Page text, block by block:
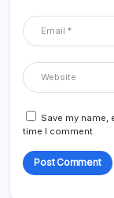
Save my name,
time I comment.